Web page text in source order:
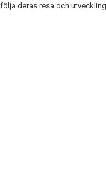
deras resa och